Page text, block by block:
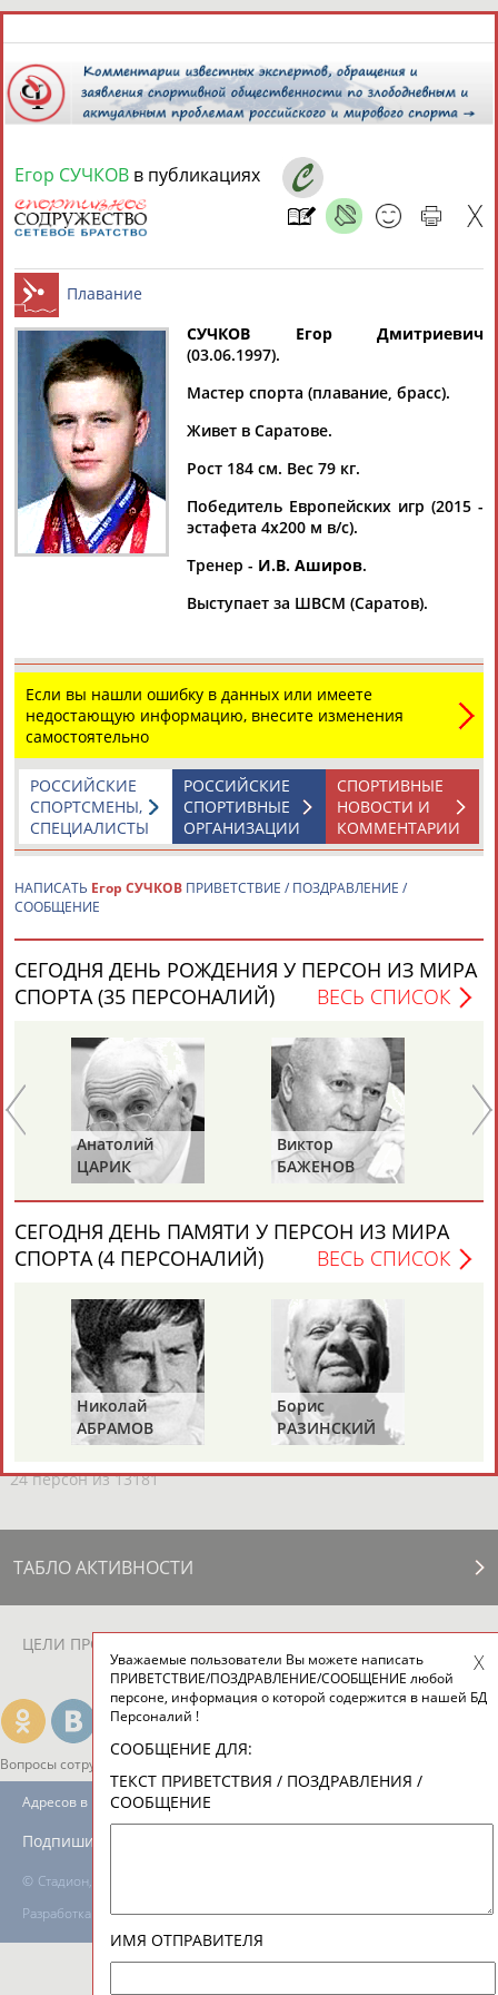
6 августа 2026 года,20:36
Найдено: 13181 Расширенный поиск
Аслаудин
АБАЕВ
Елена
АБАИМОВА
Мария
АБАКУМОВА
АБАЛАКИНА
Дмитрий
АБАРЕНОВ
Тамилла
АБАСОВА
Рамазан
АБАЧАРАЕВ
Ростом
АБАШИДЗЕ
БУЛАТОВА
Каримжан
АБДРАХМАНОВ
Аделя
АБДРАХМАНОВА
Андрей
АБДУВАЛИЕВ
Герман
АБДУЛАЕВ
Камалудин
АБДУЛДАУДОВ
Абдула
АБДУЛЖАЛИЛОВ
Магомед
АБДУЛКАГИРОВ
Назир
АБДУЛЛАЕВ
24 персон из 13181
ЕЩЁ ПЕРСОНЫ
ТАБЛО АКТИВНОСТИ
ЦЕЛИ ПРОЕКТА
Вопросы сотрудничества и совместной деятельности
© Стадион, 1998-2026
Разработка и поддержка ООО НАИТ «Стадион»
Адресов в новостной рассылке: 996
Подпишись
Егор СУЧКОВ в публикациях
Плавание
СУЧКОВ Егор Дмитриевич
(03.06.1997).
Мастер спорта (плавание, брасс).
Живет в Саратове.
Рост 184 см. Вес 79 кг.
Победитель Европейских игр (2015 -
эстафета 4х200 м в/с).
Тренер - И.В. Аширов.
Выступает за ШВСМ (Саратов).
Если вы нашли ошибку в данных или имеете
недостающую информацию, внесите изменения
самостоятельно
СПОРТИВНЫЕ
НОВОСТИ И
КОММЕНТАРИИ
РОССИЙСКИЕ
СПОРТИВНЫЕ
ОРГАНИЗАЦИИ
РОССИЙСКИЕ
СПОРТСМЕНЫ,
СПЕЦИАЛИСТЫ
НАПИСАТЬ Егор СУЧКОВ ПРИВЕТСТВИЕ / ПОЗДРАВЛЕНИЕ /
СООБЩЕНИЕ
СЕГОДНЯ ДЕНЬ РОЖДЕНИЯ У ПЕРСОН ИЗ МИРА
СПОРТА (35 ПЕРСОНАЛИЙ)
ВЕСЬ СПИСОК
Анатолий
ЦАРИК
Виктор
БАЖЕНОВ
СЕГОДНЯ ДЕНЬ ПАМЯТИ У ПЕРСОН ИЗ МИРА
СПОРТА (4 ПЕРСОНАЛИЙ)
ВЕСЬ СПИСОК
Николай
АБРАМОВ
Борис
РАЗИНСКИЙ
Уважаемые пользователи Вы можете написать
ПРИВЕТСТВИЕ/ПОЗДРАВЛЕНИЕ/СООБЩЕНИЕ любой
персоне, информация о которой содержится в нашей БД
Персоналий !
СООБЩЕНИЕ ДЛЯ:
ТЕКСТ ПРИВЕТСТВИЯ / ПОЗДРАВЛЕНИЯ /
СООБЩЕНИЕ
ИМЯ ОТПРАВИТЕЛЯ